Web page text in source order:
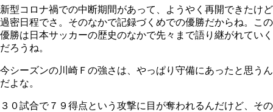
新型コロナ禍での中断期間があって、ようやく再開できたけど
過密日程でさ。そのなかで記録づくめでの優勝だからね。この
優勝は日本サッカーの歴史のなかで先々まで語り継がれていく
だろうね。
今シーズンの川崎Ｆの強さは、やっぱり守備にあったと思うん
だよな。
３０試合で７９得点という攻撃に目が奪われるんだけど、その